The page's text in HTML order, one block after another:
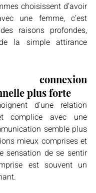
choisissent d’avoir
une femme, c’est
raisons profondes,
la simple attirance
connexion
plus forte
d’une relation
complice avec une
semble plus
mieux comprises et
sensation de se sentir
est souvent un